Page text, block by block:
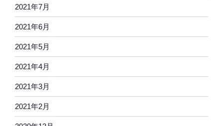
2021年7月
2021年6月
2021年5月
2021年4月
2021年3月
2021年2月